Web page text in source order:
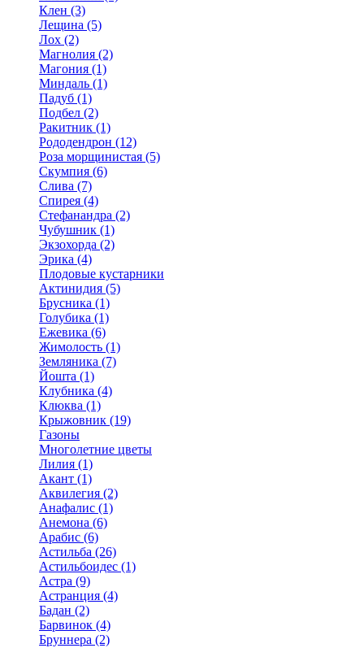
Клен (3)
Лещина (5)
Лох (2)
Магнолия (2)
Магония (1)
Миндаль (1)
Падуб (1)
Подбел (2)
Ракитник (1)
Рододендрон (12)
Роза морщинистая (5)
Скумпия (6)
Слива (7)
Спирея (4)
Стефанандра (2)
Чубушник (1)
Экзохорда (2)
Эрика (4)
Плодовые кустарники
Актинидия (5)
Брусника (1)
Голубика (1)
Ежевика (6)
Жимолость (1)
Земляника (7)
Йошта (1)
Клубника (4)
Клюква (1)
Крыжовник (19)
Газоны
Многолетние цветы
Лилия (1)
Акант (1)
Аквилегия (2)
Анафалис (1)
Анемона (6)
Арабис (6)
Астильба (26)
Астильбоидес (1)
Астра (9)
Астранция (4)
Бадан (2)
Барвинок (4)
Бруннера (2)